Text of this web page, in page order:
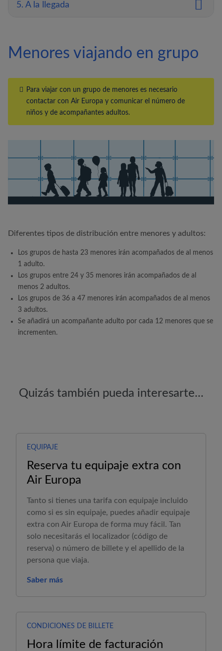
5. A la llegada
Menores viajando en grupo
Para viajar con un grupo de menores es necesario
contactar con Air Europa y comunicar el número de
niños y de acompañantes adultos.
Diferentes tipos de distribución entre menores y adultos:
Los grupos de hasta 23 menores irán acompañados de al menos
1 adulto.
Los grupos entre 24 y 35 menores irán acompañados de al
menos 2 adultos.
Los grupos de 36 a 47 menores irán acompañados de al menos
3 adultos.
Se añadirá un acompañante adulto por cada 12 menores que se
incrementen.
Quizás también pueda interesarte...
EQUIPAJE
Reserva tu equipaje extra con
Air Europa
Tanto si tienes una tarifa con equipaje incluido
como si es sin equipaje, puedes añadir equipaje
extra con Air Europa de forma muy fácil. Tan
solo necesitarás el localizador (código de
reserva) o número de billete y el apellido de la
persona que viaja.
Saber más
CONDICIONES DE BILLETE
Hora límite de facturación